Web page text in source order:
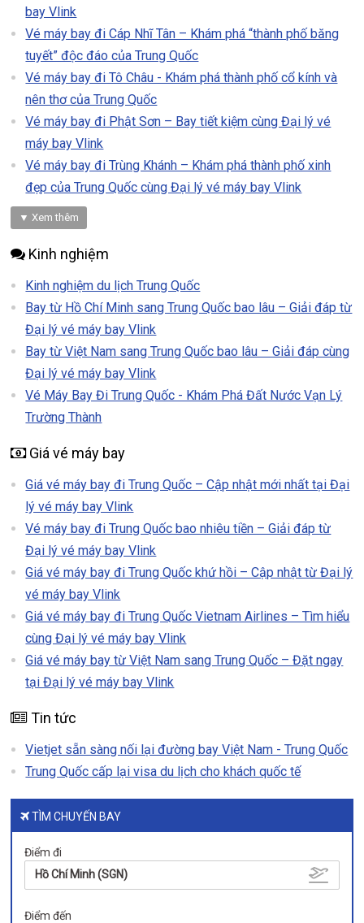
bay Vlink
Vé máy bay đi Cáp Nhĩ Tân – Khám phá “thành phố băng
tuyết” độc đáo của Trung Quốc
Vé máy bay đi Tô Châu - Khám phá thành phố cổ kính và
nên thơ của Trung Quốc
Vé máy bay đi Phật Sơn – Bay tiết kiệm cùng Đại lý vé
máy bay Vlink
Vé máy bay đi Trùng Khánh – Khám phá thành phố xinh
đẹp của Trung Quốc cùng Đại lý vé máy bay Vlink
▼ Xem thêm
Kinh nghiệm
Kinh nghiệm du lịch Trung Quốc
Bay từ Hồ Chí Minh sang Trung Quốc bao lâu – Giải đáp từ
Đại lý vé máy bay Vlink
Bay từ Việt Nam sang Trung Quốc bao lâu – Giải đáp cùng
Đại lý vé máy bay Vlink
Vé Máy Bay Đi Trung Quốc - Khám Phá Đất Nước Vạn Lý
Trường Thành
Giá vé máy bay
Giá vé máy bay đi Trung Quốc – Cập nhật mới nhất tại Đại
lý vé máy bay Vlink
Vé máy bay đi Trung Quốc bao nhiêu tiền – Giải đáp từ
Đại lý vé máy bay Vlink
Giá vé máy bay đi Trung Quốc khứ hồi – Cập nhật từ Đại lý
vé máy bay Vlink
Giá vé máy bay đi Trung Quốc Vietnam Airlines – Tìm hiểu
cùng Đại lý vé máy bay Vlink
Giá vé máy bay từ Việt Nam sang Trung Quốc – Đặt ngay
tại Đại lý vé máy bay Vlink
Tin tức
Vietjet sẵn sàng nối lại đường bay Việt Nam - Trung Quốc
Trung Quốc cấp lại visa du lịch cho khách quốc tế
TÌM CHUYẾN BAY
Điểm đi
Hồ Chí Minh (SGN)
Điểm đến